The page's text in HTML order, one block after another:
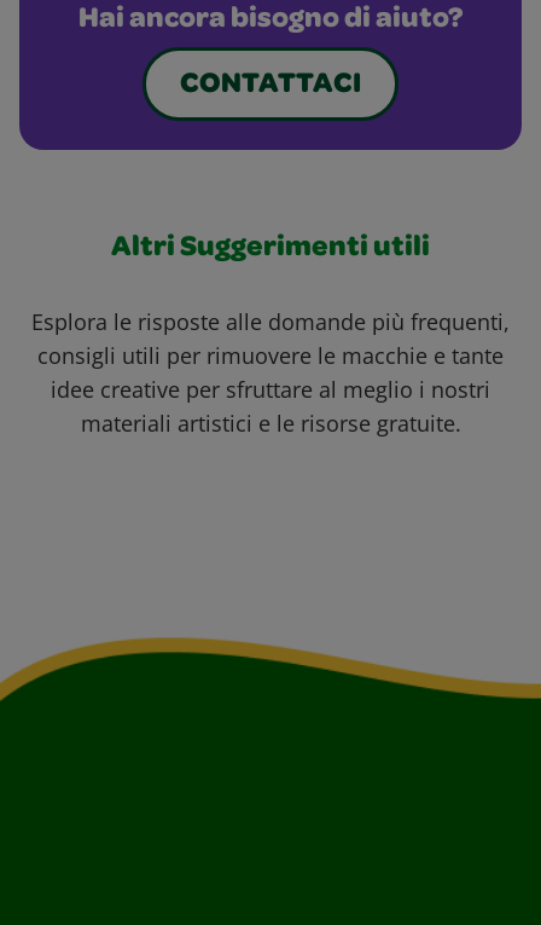
Hai ancora bisogno di aiuto?
CONTATTACI
Altri Suggerimenti utili
Esplora le risposte alle domande più frequenti,
consigli utili per rimuovere le macchie e tante
idee creative per sfruttare al meglio i nostri
materiali artistici e le risorse gratuite.